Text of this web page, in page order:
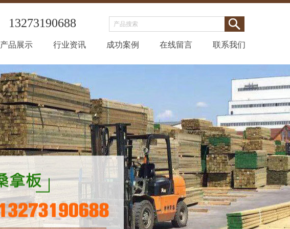
13273190688
产品展示 行业资讯 成功案例 在线留言 联系我们